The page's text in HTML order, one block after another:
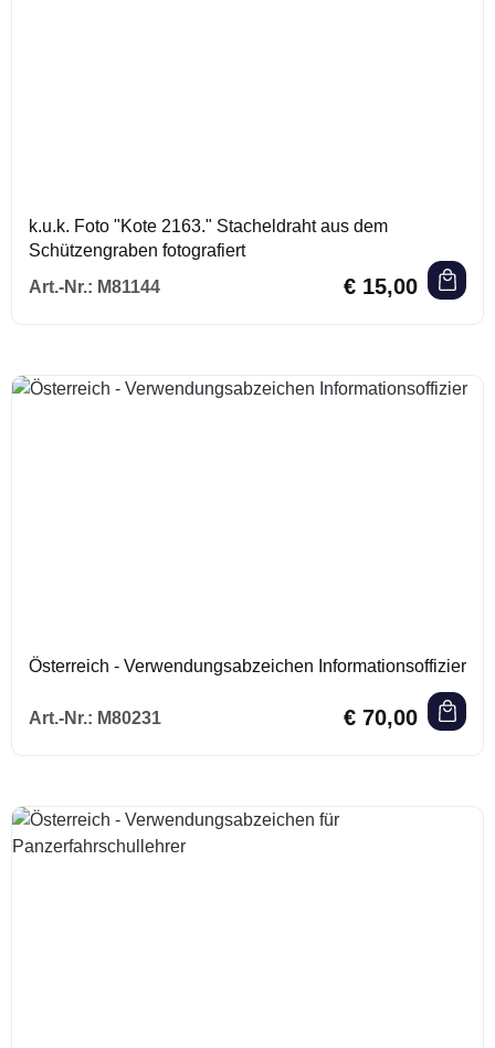
k.u.k. Foto "Kote 2163." Stacheldraht aus dem
Schützengraben fotografiert
Art.-Nr.: M81144
Regulärer Preis:
€ 15,00
Österreich - Verwendungsabzeichen Informationsoffizier
Art.-Nr.: M80231
Regulärer Preis:
€ 70,00